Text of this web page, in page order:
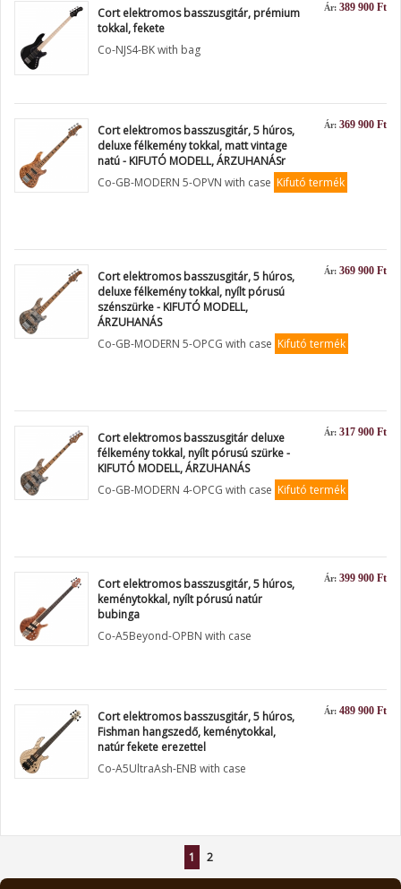
Ár: 389 900 Ft
Cort elektromos basszusgitár, prémium
tokkal, fekete
Co-NJS4-BK with bag
Ár: 369 900 Ft
Cort elektromos basszusgitár, 5 húros,
deluxe félkemény tokkal, matt vintage
natú - KIFUTÓ MODELL, ÁRZUHANÁSr
Co-GB-MODERN 5-OPVN with case Kifutó termék
Ár: 369 900 Ft
Cort elektromos basszusgitár, 5 húros,
deluxe félkemény tokkal, nyílt pórusú
szénszürke - KIFUTÓ MODELL,
ÁRZUHANÁS
Co-GB-MODERN 5-OPCG with case Kifutó termék
Ár: 317 900 Ft
Cort elektromos basszusgitár deluxe
félkemény tokkal, nyílt pórusú szürke -
KIFUTÓ MODELL, ÁRZUHANÁS
Co-GB-MODERN 4-OPCG with case Kifutó termék
Ár: 399 900 Ft
Cort elektromos basszusgitár, 5 húros,
keménytokkal, nyílt pórusú natúr
bubinga
Co-A5Beyond-OPBN with case
Ár: 489 900 Ft
Cort elektromos basszusgitár, 5 húros,
Fishman hangszedő, keménytokkal,
natúr fekete erezettel
Co-A5UltraAsh-ENB with case
1 2